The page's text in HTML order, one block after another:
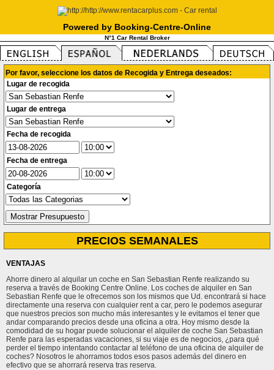
Powered by Booking-Centre-Online
N°1 Car Rental Broker
Por favor, seleccione los datos de Recogida y Entrega deseados:
Lugar de recogida
Lugar de entrega
Fecha de recogida
Fecha de entrega
Categoría
PRECIOS SEMANALES
VENTAJAS
Ahorre dinero al alquilar un coche en San Sebastian Renfe realizando su
reserva a través de Booking Centre Online. Los coches de alquiler en San
Sebastian Renfe que le ofrecemos son los mismos que Ud. encontrará si hace
directamente una reserva con cualquier rent a car, pero le podemos asegurar
que nuestros precios son mucho más interesantes y le evitamos el tener que
andar comparando precios desde una oficina a otra. Hoy mismo desde la
comodidad de su hogar puede solucionar el alquiler de coche San Sebastian
Renfe para las esperadas vacaciones, si su viaje es de negocios, ¿para qué
perder el tiempo intentando contactar al teléfono de una oficina de alquiler de
coches? Nosotros le ahorramos todos esos pasos además del dinero en
efectivo que se ahorrará reserva tras reserva.